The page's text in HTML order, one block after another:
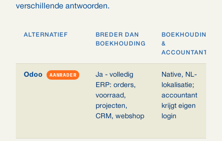
verschillende antwoorden.
ALTERNATIEF
BREDER DAN
BOEKHOUDING
BOEKHOUDING
&
ACCOUNTANT
Odoo AANRADER
Ja - volledig
ERP: orders,
voorraad,
projecten,
CRM, webshop
Native, NL-
lokalisatie;
accountant
krijgt eigen
login